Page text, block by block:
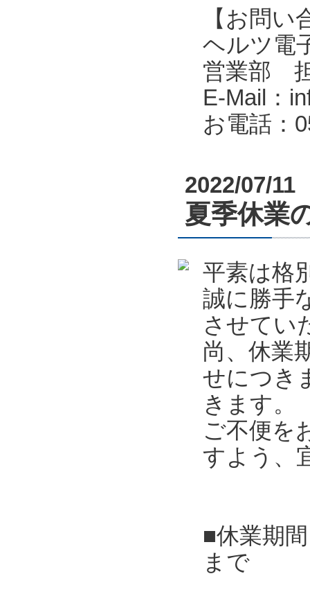
【お問い
ヘルツ電
営業部
E-Mail：
お電話：
2022/07/11
夏季休業
平素は格
誠に勝手
させてい
尚、休業
せにつき
きます。
ご不便を
すよう、
■休業期
まで